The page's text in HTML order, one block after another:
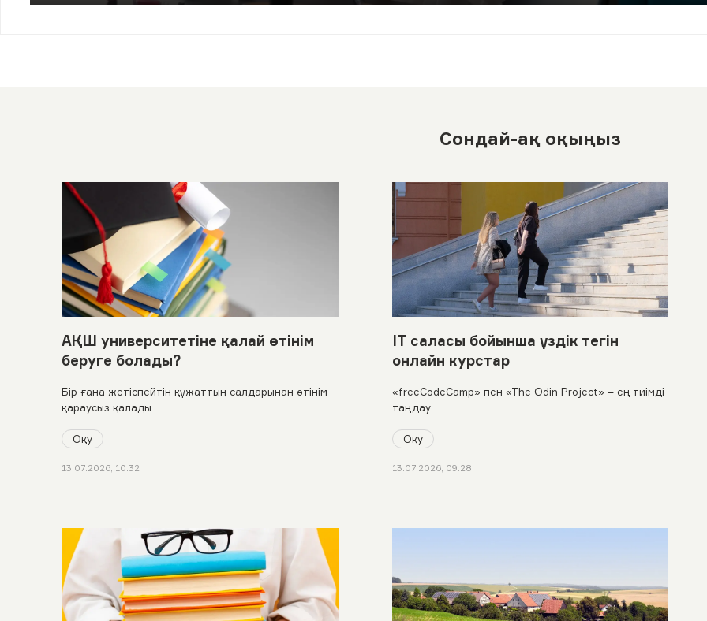
Сондай-ақ оқыңыз
АҚШ университетіне қалай өтінім
беруге болады?
Бір ғана жетіспейтін құжаттың салдарынан өтінім
қараусыз қалады.
Оқу
13.07.2026, 10:32
IT саласы бойынша үздік тегін
онлайн курстар
«freeCodeCamp» пен «The Odin Project» – ең тиімді
таңдау.
Оқу
13.07.2026, 09:28